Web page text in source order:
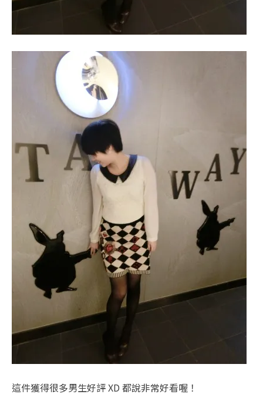
這件獲得很多男生好評 XD 都說非常好看喔！